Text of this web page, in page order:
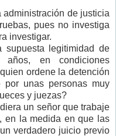
de justicia
pues no investiga
investigar.
supuesta legitimidad de
en condiciones
ordene la detención
por unas personas muy
y juezas?
un señor que trabaje
en la medida en que las
verdadero juicio previo